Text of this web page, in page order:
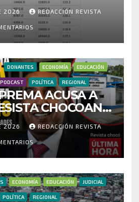
CUESTIONA
Y PIDE
PRESUNTO
2026 REDACCIÓN REVISTA
DONANTES ECONOMÍA EDUCACIÓN
PODCAST POLÍTICA REGIONAL
ACUSA A
CHOCOANO
EN
CONTRATO DEL
ACANDÍ
2026 REDACCIÓN REVISTA
ECONOMÍA EDUCACIÓN JUDICIAL
POLÍTICA REGIONAL